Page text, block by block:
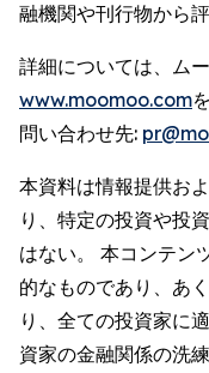
融機関や刊行物から
詳細については、ム
www.moomoo.com
問い合わせ先:
本資料は情報提供お
り、特定の投資や投
はない。 本コンテン
的なものであり、あ
り、全ての投資家に
資家の金融関係の洗